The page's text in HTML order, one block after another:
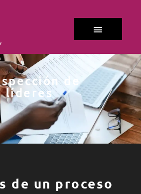
de
líderes
de un proceso